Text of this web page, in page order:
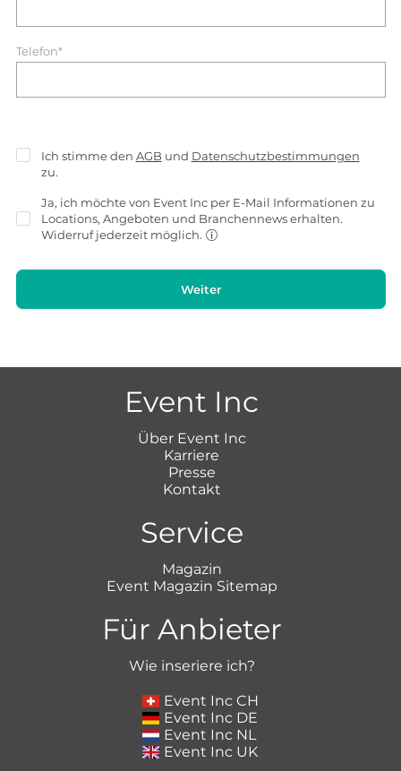
Telefon*
Ich stimme den AGB und Datenschutzbestimmungen
zu.
Ja, ich möchte von Event Inc per E-Mail Informationen zu
Locations, Angeboten und Branchennews erhalten.
Widerruf jederzeit möglich.
Weiter
Event Inc
Über Event Inc
Karriere
Presse
Kontakt
Service
Magazin
Event Magazin Sitemap
Für Anbieter
Wie inseriere ich?
Event Inc CH
Event Inc DE
Event Inc NL
Event Inc UK